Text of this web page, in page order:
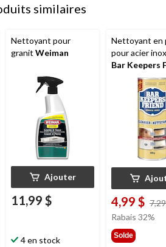
similaires
Nettoyant pour
granit Weiman
Ajouter
11,99 $
4 en stock
Nettoyant en
pour acier
Bar Keepers
4,99 $
Rabais 32%
Solde